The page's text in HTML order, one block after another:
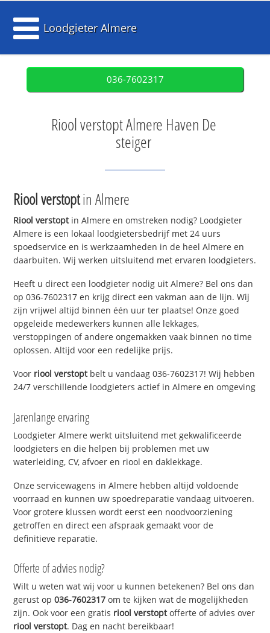
Loodgieter Almere
036-7602317
Riool verstopt Almere Haven De
steiger
Riool verstoptin Almere
Riool verstoptin Almere en omstreken nodig? Loodgieter
Almere is een lokaal loodgietersbedrijf met 24 uurs
spoedservice en is werkzaamheden in de heel Almere en
daarbuiten. Wij werken uitsluitend met ervaren loodgieters.
Heeft u direct een loodgieter nodig uit Almere? Bel ons dan
op 036-7602317 en krijg direct een vakman aan de lijn. Wij
zijn vrijwel altijd binnen één uur ter plaatse! Onze goed
opgeleide medewerkers kunnen alle lekkages,
verstoppingen of andere ongemakken vaak binnen no time
oplossen. Altijd voor een redelijke prijs.
Voor riool verstoptbelt u vandaag 036-7602317! Wij hebben
24/7 verschillende loodgieters actief in Almere en omgeving
Jarenlange ervaring
Loodgieter Almere werkt uitsluitend met gekwalificeerde
loodgieters en die helpen bij problemen met uw
waterleiding, CV, afvoer en riool en daklekkage.
Onze servicewagens in Almere hebben altijd voldoende
voorraad en kunnen uw spoedreparatie vandaag uitvoeren.
Voor grotere klussen wordt eerst een noodvoorziening
getroffen en direct een afspraak gemaakt voor de
definitieve reparatie.
Offerte of advies nodig?
Wilt u weten wat wij voor u kunnen betekenen? Bel ons dan
gerust op036-7602317 om te kijken wat de mogelijkheden
zijn. Ook voor een gratis riool verstoptofferte of advies over
riool verstopt. Dag en nacht bereikbaar!